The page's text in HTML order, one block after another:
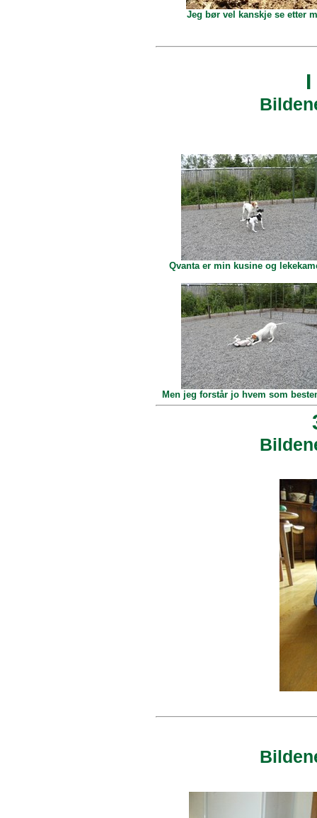
Jeg bør vel kanskje se etter
Qvanta er min kusine og
Men jeg forstår jo hvem som